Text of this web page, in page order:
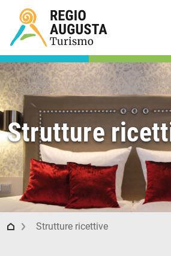
Strutture
Regio Augusta Turismo
Strutture ricettive